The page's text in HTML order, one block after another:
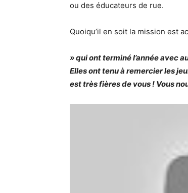
ou des éducateurs de rue.
Quoiqu’il en soit la mission est
» qui ont terminé l’année avec
Elles ont tenu à remercier les
est très fières de vous ! Vous